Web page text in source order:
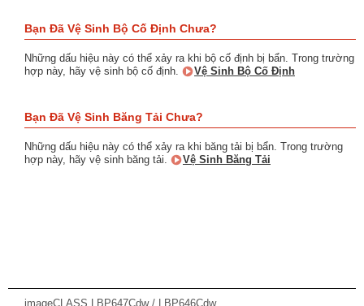
Bạn Đã Vệ Sinh Bộ Cố Định Chưa?
Những dấu hiệu này có thể xảy ra khi bộ cố định bị bẩn. Trong trường
hợp này, hãy vệ sinh bộ cố định.
Vệ Sinh Bộ Cố Định
Bạn Đã Vệ Sinh Băng Tải Chưa?
Những dấu hiệu này có thể xảy ra khi băng tải bị bẩn. Trong trường
hợp này, hãy vệ sinh băng tải.
Vệ Sinh Băng Tải
imageCLASS LBP647Cdw / LBP646Cdw